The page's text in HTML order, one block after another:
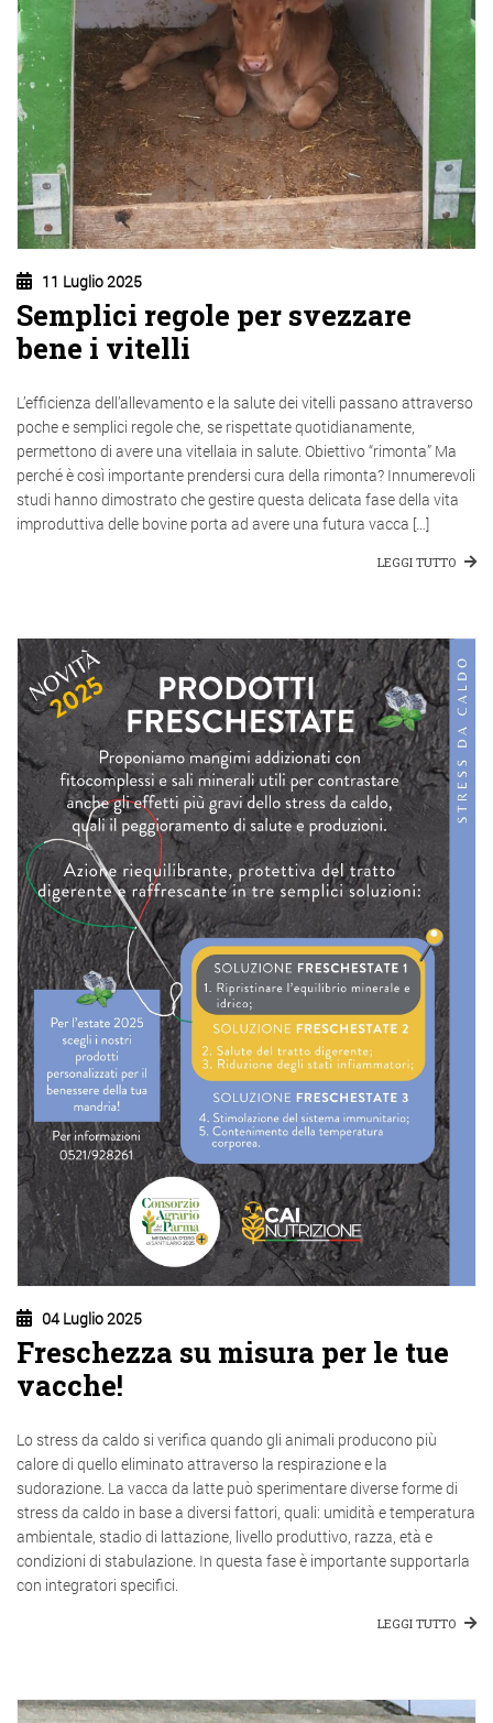
11 Luglio 2025
Semplici regole per svezzare
bene i vitelli
L’efficienza dell’allevamento e la salute dei vitelli passano attraverso
poche e semplici regole che, se rispettate quotidianamente,
permettono di avere una vitellaia in salute. Obiettivo “rimonta” Ma
perché è così importante prendersi cura della rimonta? Innumerevoli
studi hanno dimostrato che gestire questa delicata fase della vita
improduttiva delle bovine porta ad avere una futura vacca […]
LEGGI TUTTO
04 Luglio 2025
Freschezza su misura per le tue
vacche!
Lo stress da caldo si verifica quando gli animali producono più
calore di quello eliminato attraverso la respirazione e la
sudorazione. La vacca da latte può sperimentare diverse forme di
stress da caldo in base a diversi fattori, quali: umidità e temperatura
ambientale, stadio di lattazione, livello produttivo, razza, età e
condizioni di stabulazione. In questa fase è importante supportarla
con integratori specifici.
LEGGI TUTTO